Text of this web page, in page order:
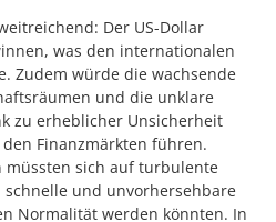
Der US-Dollar
was den internationalen
Zudem würde die wachsende
und die unklare
zu erheblicher Unsicherheit
Finanzmärkten führen.
sich auf turbulente
und unvorhersehbare
Normalität werden könnten. In